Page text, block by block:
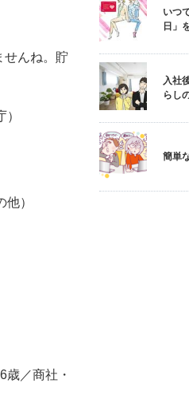
せんね。貯
）
／商社・
いつ
日」
入社
らし
簡単